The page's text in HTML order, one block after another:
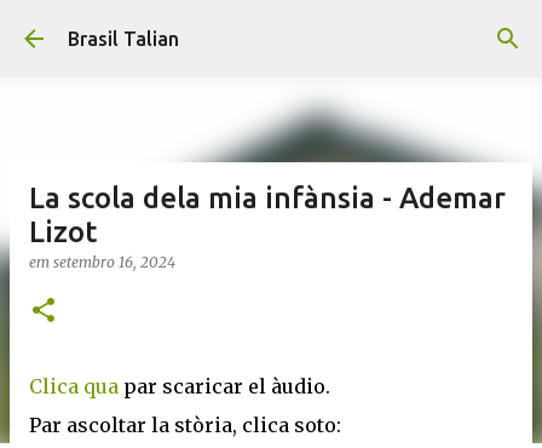
Pular para o conteúdo principal
Brasil Talian
La scola dela mia infànsia - Ademar
Lizot
em setembro 16, 2024
Clica qua par scaricar el àudio.
Par ascoltar la stòria, clica soto: